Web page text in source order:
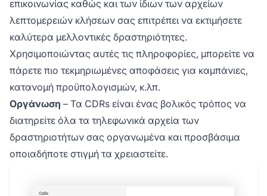
επικοινωνίας καθώς και των ίδιων των αρχείων
λεπτομερειών κλήσεων σας επιτρέπει να εκτιμήσετε
καλύτερα μελλοντικές δραστηριότητες.
Χρησιμοποιώντας αυτές τις πληροφορίες, μπορείτε να
πάρετε πιο τεκμηριωμένες αποφάσεις για καμπάνιες,
κατανομή προϋπολογισμών, κ.λπ.
Οργάνωση – Τα CDRs είναι ένας βολικός τρόπος να
διατηρείτε όλα τα τηλεφωνικά αρχεία των
δραστηριοτήτων σας οργανωμένα και προσβάσιμα
οποιαδήποτε στιγμή τα χρειαστείτε.